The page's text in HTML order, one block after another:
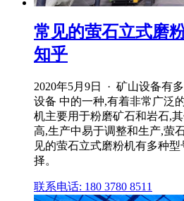
常见的萤石立式磨
知乎
2020年5月9日 · 矿山设备有
设备 中的一种,有着非常广泛
机主要用于粉磨矿石和岩石,
高,生产中易于调整和生产,萤
见的萤石立式磨粉机有多种
择。
联系电话: 180 3780 8511